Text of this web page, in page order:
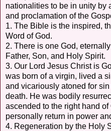
nationalities to be in unity by
and proclamation of the
1. The Bible is the inspired,
Word of God.
2. There is one God,
Father, Son, and Holy Spirit.
3. Our Lord Jesus Christ is
was born of a virgin, lived a
and vicariously atoned for
death. He was bodily
ascended to the right hand of
personally return in power
4. Regeneration by the Holy